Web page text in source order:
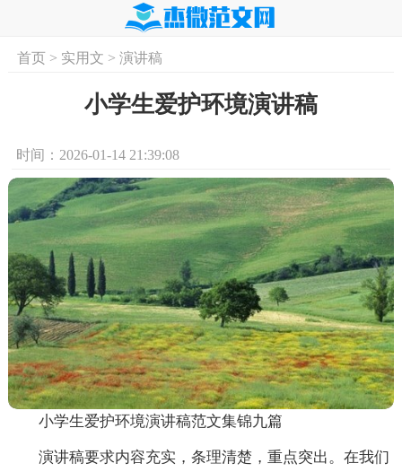
首页 实用文
首页> 实用文 > 演讲稿
小学生爱护环境演讲稿
时间：2026-01-14 21:39:08
小学生爱护环境演讲稿范文集锦九篇
演讲稿要求内容充实，条理清楚，重点突出。在我们